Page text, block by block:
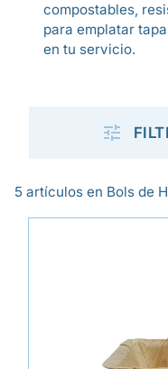
compostables,
para emplatar
en tu servicio.

5 artículos en Bols de